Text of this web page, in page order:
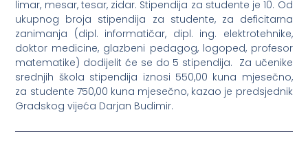
limar, mesar, tesar, zidar. Stipendija za studente je 10. Od
ukupnog broja stipendija za studente, za deficitarna
zanimanja (dipl. informatičar, dipl. ing. elektrotehnike,
doktor medicine, glazbeni pedagog, logoped, profesor
matematike) dodijelit će se do 5 stipendija. Za učenike
srednjih škola stipendija iznosi 550,00 kuna mjesečno,
za studente 750,00 kuna mjesečno, kazao je predsjednik
Gradskog vijeća Darjan Budimir.